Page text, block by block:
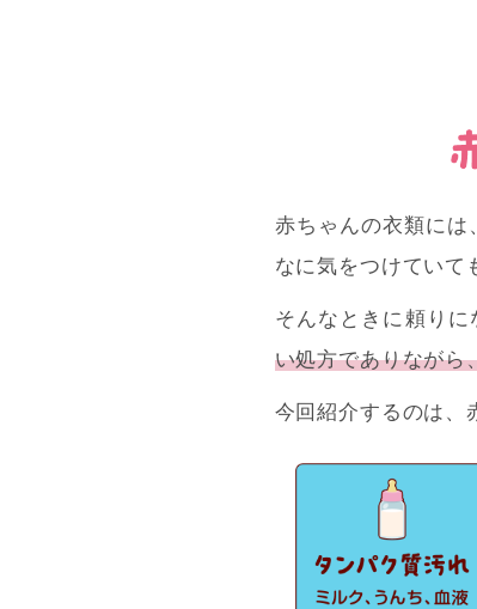
赤ちゃんの衣類に
なに気をつけていて
そんなときに頼り
い処方でありながら
今回紹介するのは、